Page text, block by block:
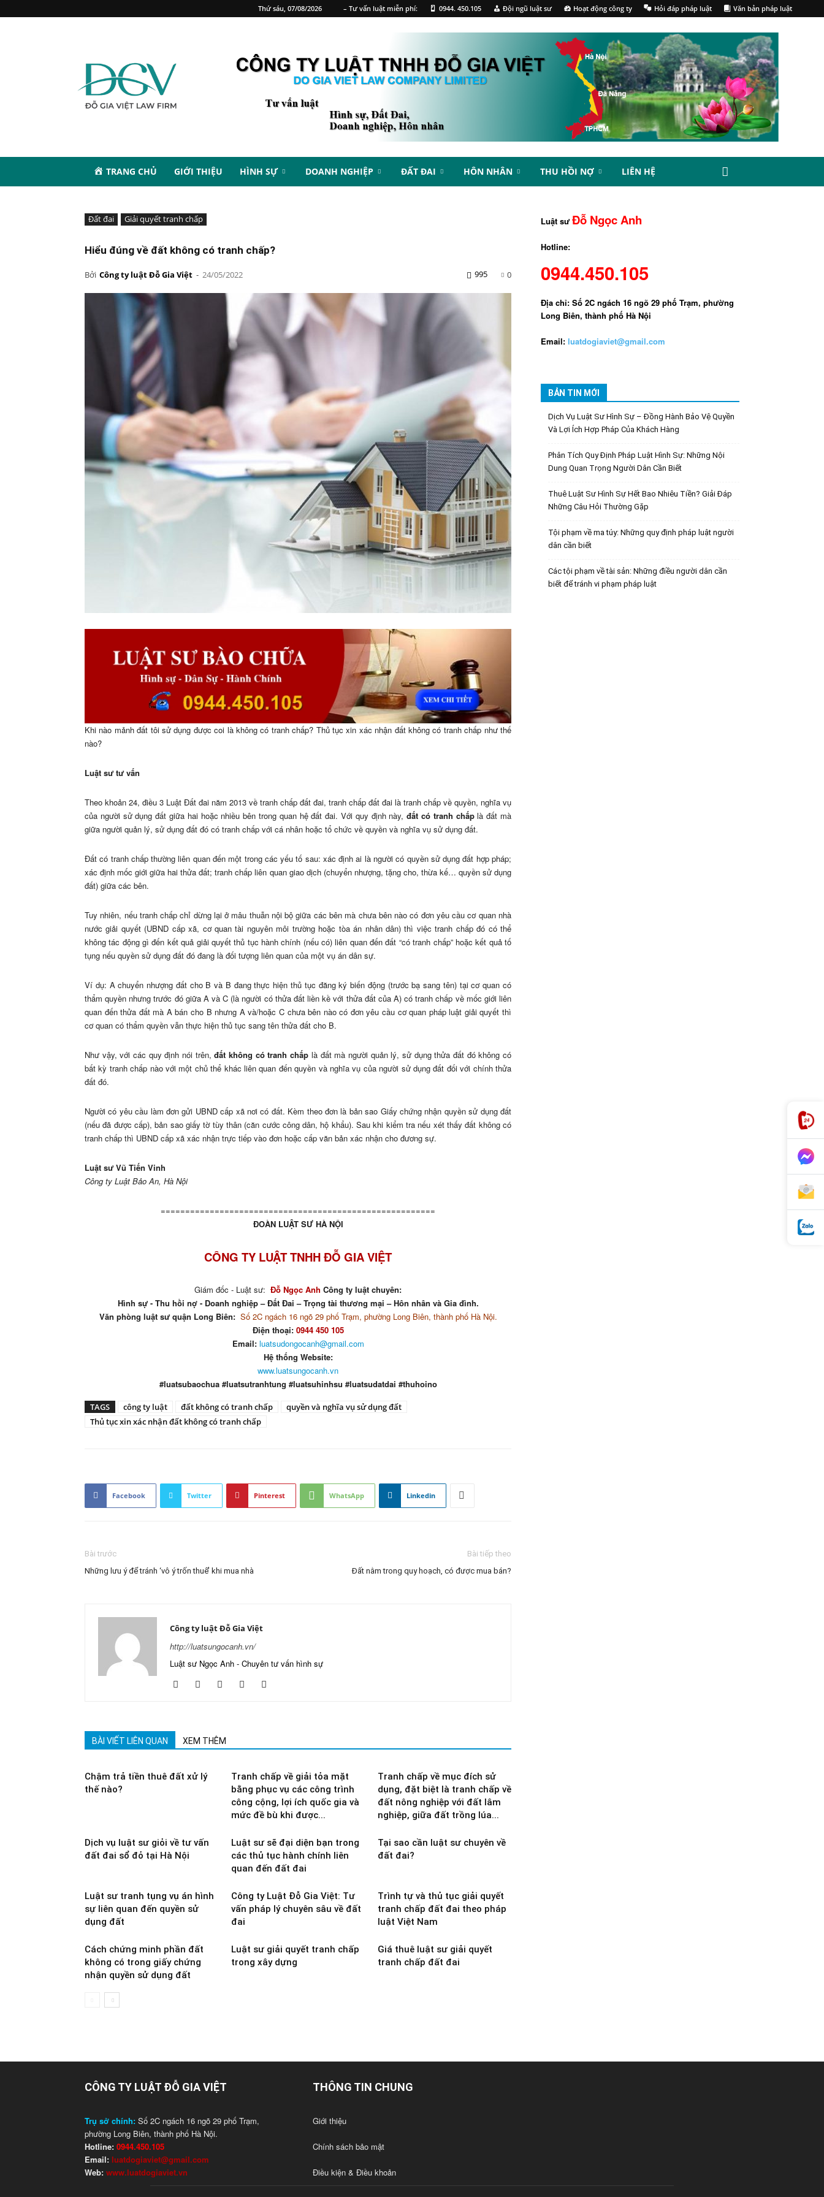
Thứ sáu, 07/08/2026 – Tư vấn luật miễn phí: 0944. 450.105 Đội ngũ luật sư Hoạt động công ty Hỏi đáp pháp luật Văn bản pháp luật
TRANG CHỦ GIỚI THIỆU HÌNH SỰ DOANH NGHIỆP ĐẤT ĐAI HÔN NHÂN THU HỒI NỢ LIÊN HỆ
Đất đai Giải quyết tranh chấp
Hiểu đúng về đất không có tranh chấp?
Bởi Công ty luật Đỗ Gia Việt - 24/05/2022 0
995
Khi nào mảnh đất tôi sử dụng được coi là không có tranh chấp? Thủ tục xin xác nhận đất không có tranh chấp như thế
nào?
Luật sư tư vấn
Theo khoản 24, điều 3 Luật Đất đai năm 2013 về tranh chấp đất đai, tranh chấp đất đai là tranh chấp về quyền, nghĩa vụ
của người sử dụng đất giữa hai hoặc nhiều bên trong quan hệ đất đai. Với quy định này,đất có tranh chấplà đất mà
giữa người quản lý, sử dụng đất đó có tranh chấp với cá nhân hoặc tổ chức về quyền và nghĩa vụ sử dụng đất.
Đất có tranh chấp thường liên quan đến một trong các yếu tố sau: xác định ai là người có quyền sử dụng đất hợp pháp;
xác định mốc giới giữa hai thửa đất; tranh chấp liên quan giao dịch (chuyển nhượng, tặng cho, thừa kế… quyền sử dụng
đất) giữa các bên.
Tuy nhiên, nếu tranh chấp chỉ dừng lại ở mâu thuẫn nội bộ giữa các bên mà chưa bên nào có đơn yêu cầu cơ quan nhà
nước giải quyết (UBND cấp xã, cơ quan tài nguyên môi trường hoặc tòa án nhân dân) thì việc tranh chấp đó có thể
không tác động gì đến kết quả giải quyết thủ tục hành chính (nếu có) liên quan đến đất “có tranh chấp” hoặc kết quả tố
tụng nếu quyền sử dụng đất đó đang là đối tượng liên quan của một vụ án dân sự.
Ví dụ: A chuyển nhượng đất cho B và B đang thực hiện thủ tục đăng ký biến động (trước bạ sang tên) tại cơ quan có
thẩm quyền nhưng trước đó giữa A và C (là người có thửa đất liền kề với thửa đất của A) có tranh chấp về mốc giới liên
quan đến thửa đất mà A bán cho B nhưng A và/hoặc C chưa bên nào có đơn yêu cầu cơ quan pháp luật giải quyết thì
cơ quan có thẩm quyền vẫn thực hiện thủ tục sang tên thửa đất cho B.
Như vậy, với các quy định nói trên,đất không có tranh chấp là đất mà người quản lý, sử dụng thửa đất đó không có
bất kỳ tranh chấp nào với một chủ thể khác liên quan đến quyền và nghĩa vụ của người sử dụng đất đối với chính thửa
đất đó.
Người có yêu cầu làm đơn gửi UBND cấp xã nơi có đất. Kèm theo đơn là bản sao Giấy chứng nhận quyền sử dụng đất
(nếu đã được cấp), bản sao giấy tờ tùy thân (căn cước công dân, hộ khẩu). Sau khi kiểm tra nếu xét thấy đất không có
tranh chấp thì UBND cấp xã xác nhận trực tiếp vào đơn hoặc cấp văn bản xác nhận cho đương sự.
Luật sư Vũ Tiến Vinh
Công ty Luật Bảo An, Hà Nội
========================================================
ĐOÀN LUẬT SƯ HÀ NỘI
CÔNG TY LUẬT TNHH ĐỖ GIA VIỆT
Giám đốc - Luật sư: Đỗ Ngọc Anh Công ty luật chuyên:
Hình sự - Thu hồi nợ - Doanh nghiệp – Đất Đai – Trọng tài thương mại – Hôn nhân và Gia đình.
Văn phòng luật sư quận Long Biên: Số 2C ngách 16 ngõ 29 phố Trạm, phường Long Biên, thành phố Hà Nội.
Điện thoại: 0944 450 105
Email: luatsudongocanh@gmail.com
Hệ thống Website:
www.luatsungocanh.vn
#luatsubaochua #luatsutranhtung #luatsuhinhsu #luatsudatdai #thuhoino
TAGS công ty luật đất không có tranh chấp
quyền và nghĩa vụ sử dụng đất
Thủ tục xin xác nhận đất không có tranh chấp
Facebook Twitter Pinterest WhatsApp Linkedin
Bài trước
Những lưu ý để tránh ‘vô ý trốn thuế’ khi mua nhà
Bài tiếp theo
Đất nằm trong quy hoạch, có được mua bán?
Công ty luật Đỗ Gia Việt
http://luatsungocanh.vn/
Luật sư Ngọc Anh - Chuyên tư vấn hình sự
BÀI VIẾT LIÊN QUAN XEM THÊM
Chậm trả tiền thuê đất xử lý
thế nào?
Tranh chấp về giải tỏa mặt
bằng phục vụ các công trình
công cộng, lợi ích quốc gia và
mức đề bù khi được...
Tranh chấp về mục đích sử
dụng, đặt biệt là tranh chấp về
đất nông nghiệp với đất lâm
nghiệp, giữa đất trồng lúa...
Dịch vụ luật sư giỏi về tư vấn
đất đai sổ đỏ tại Hà Nội
Luật sư sẽ đại diện bạn trong
các thủ tục hành chính liên
quan đến đất đai
Tại sao cần luật sư chuyên về
đất đai?
Luật sư tranh tụng vụ án hình
sự liên quan đến quyền sử
dụng đất
Công ty Luật Đỗ Gia Việt: Tư
vấn pháp lý chuyên sâu về đất
đai
Trình tự và thủ tục giải quyết
tranh chấp đất đai theo pháp
luật Việt Nam
Cách chứng minh phần đất
không có trong giấy chứng
nhận quyền sử dụng đất
Luật sư giải quyết tranh chấp
trong xây dựng
Giá thuê luật sư giải quyết
tranh chấp đất đai
Luật sưĐỗ Ngọc Anh
Hotline:
0944.450.105
Địa chỉ: Số 2C ngách 16 ngõ 29 phố Trạm, phường
Long Biên, thành phố Hà Nội
Email: luatdogiaviet@gmail.com
BẢN TIN MỚI
Dịch Vụ Luật Sư Hình Sự – Đồng Hành Bảo Vệ Quyền
Và Lợi Ích Hợp Pháp Của Khách Hàng
Phân Tích Quy Định Pháp Luật Hình Sự: Những Nội
Dung Quan Trọng Người Dân Cần Biết
Thuê Luật Sư Hình Sự Hết Bao Nhiêu Tiền? Giải Đáp
Những Câu Hỏi Thường Gặp
Tội phạm về ma túy: Những quy định pháp luật người
dân cần biết
Các tội phạm về tài sản: Những điều người dân cần
biết để tránh vi phạm pháp luật
CÔNG TY LUẬT ĐỖ GIA VIỆT
Trụ sở chính: Số 2C ngách 16 ngõ 29 phố Trạm,
phường Long Biên, thành phố Hà Nội.
Hotline: 0944.450.105
Email: luatdogiaviet@gmail.com
Web: www.luatdogiaviet.vn
THÔNG TIN CHUNG
Giới thiệu
Chính sách bảo mật
Điều kiện & Điều khoản